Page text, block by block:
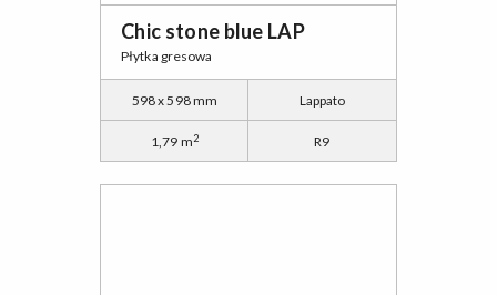
Chic stone blue LAP
Płytka gresowa
598 x 598 mm Lappato
1,79 m2 R9